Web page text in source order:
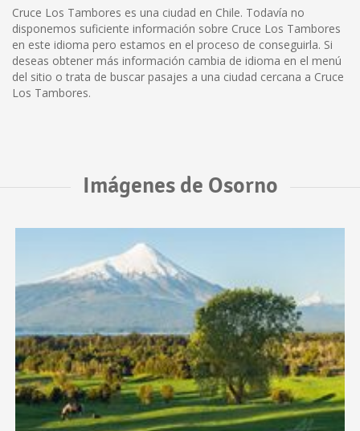
Cruce Los Tambores es una ciudad en Chile. Todavía no
disponemos suficiente información sobre Cruce Los Tambores
en este idioma pero estamos en el proceso de conseguirla. Si
deseas obtener más información cambia de idioma en el menú
del sitio o trata de buscar pasajes a una ciudad cercana a Cruce
Los Tambores.
Imágenes de Osorno